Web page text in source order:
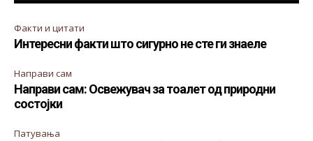
Факти и цитати
Интересни факти што сигурно не сте ги знаеле
Направи сам
Направи сам: Освежувач за тоалет од природни
состојки
Патувања